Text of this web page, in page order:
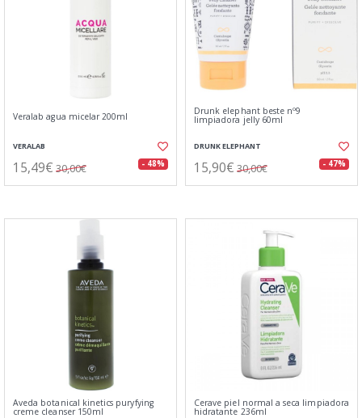
Veralab agua micelar 200ml
VERALAB
15,49€ 30,00€ - 48%
Drunk elephant beste nº9
limpiadora jelly 60ml
DRUNK ELEPHANT
15,90€ 30,00€ - 47%
Aveda botanical kinetics puryfying
creme cleanser 150ml
Cerave piel normal a seca limpiadora
hidratante 236ml